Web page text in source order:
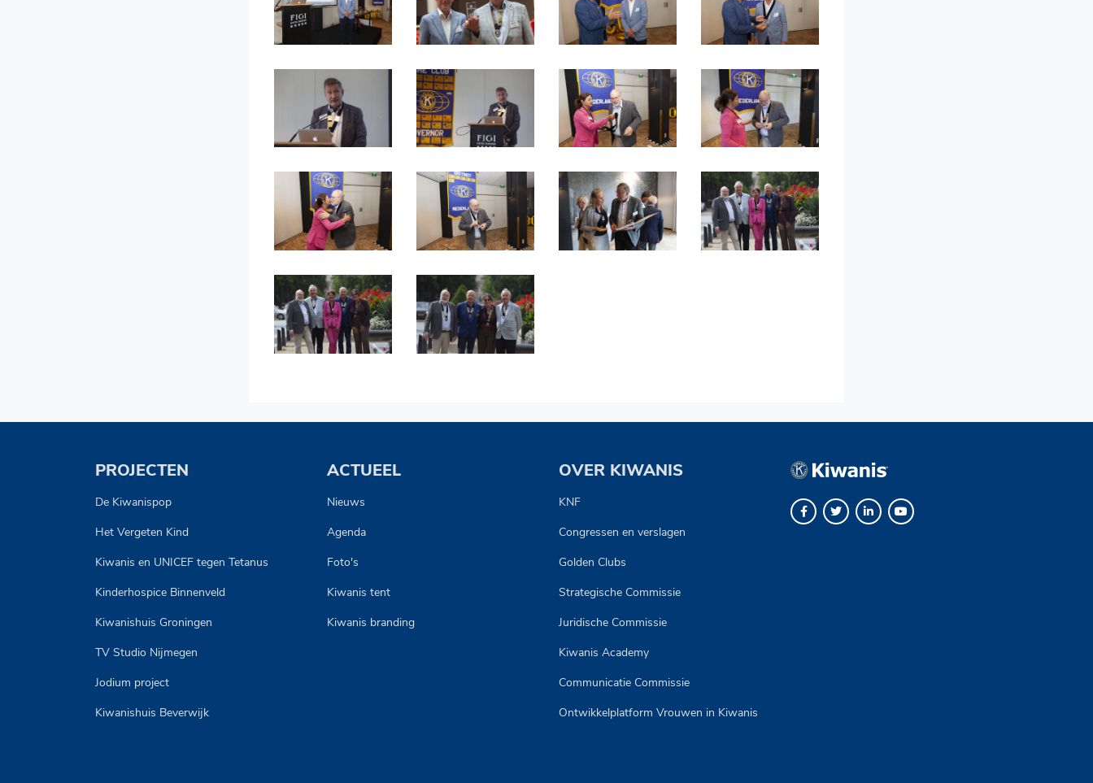
PROJECTEN
De Kiwanispop
Het Vergeten Kind
Kiwanis en UNICEF tegen Tetanus
Kinderhospice Binnenveld
Kiwanishuis Groningen
TV Studio Nijmegen
Jodium project
Kiwanishuis Beverwijk
ACTUEEL
Nieuws
Agenda
Foto's
Kiwanis tent
Kiwanis branding
OVER KIWANIS
KNF
Congressen en verslagen
Golden Clubs
Strategische Commissie
Juridische Commissie
Kiwanis Academy
Communicatie Commissie
Ontwikkelplatform Vrouwen in Kiwanis